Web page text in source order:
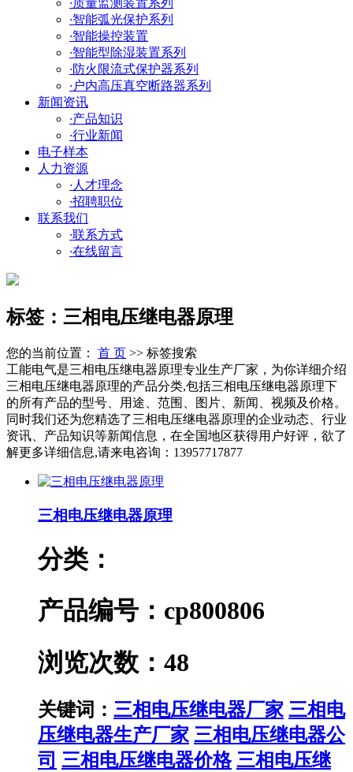
·质量监测装置系列
·智能弧光保护系列
·智能操控装置
·智能型除湿装置系列
·防火限流式保护器系列
· 户内高压真空断路器系列
新闻资讯
·产品知识
·行业新闻
电子样本
人力资源
· 人才理念
·招聘职位
联系我们
·联系方式
·在线留言
标签：三相电压继电器原理
您的当前位置： 首 页 >> 标签搜索
工能电气是三相电压继电器原理专业生产厂家，为你详细介绍
三相电压继电器原理的产品分类,包括三相电压继电器原理下
的所有产品的型号、用途、范围、图片、新闻、视频及价格。
同时我们还为您精选了三相电压继电器原理的企业动态、行业
资讯、产品知识等新闻信息，在全国地区获得用户好评，欲了
解更多详细信息,请来电咨询：13957717877
三相电压继电器原理
分类：
产品编号：cp800806
浏览次数：48
关键词： 三相电压继电器厂家 三相电
压继电器生产厂家 三相电压继电器公
司 三相电压继电器价格 三相电压继